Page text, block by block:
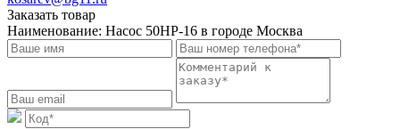
Заказать товар
Наименование: Насос 50НР-16 в городе Москва